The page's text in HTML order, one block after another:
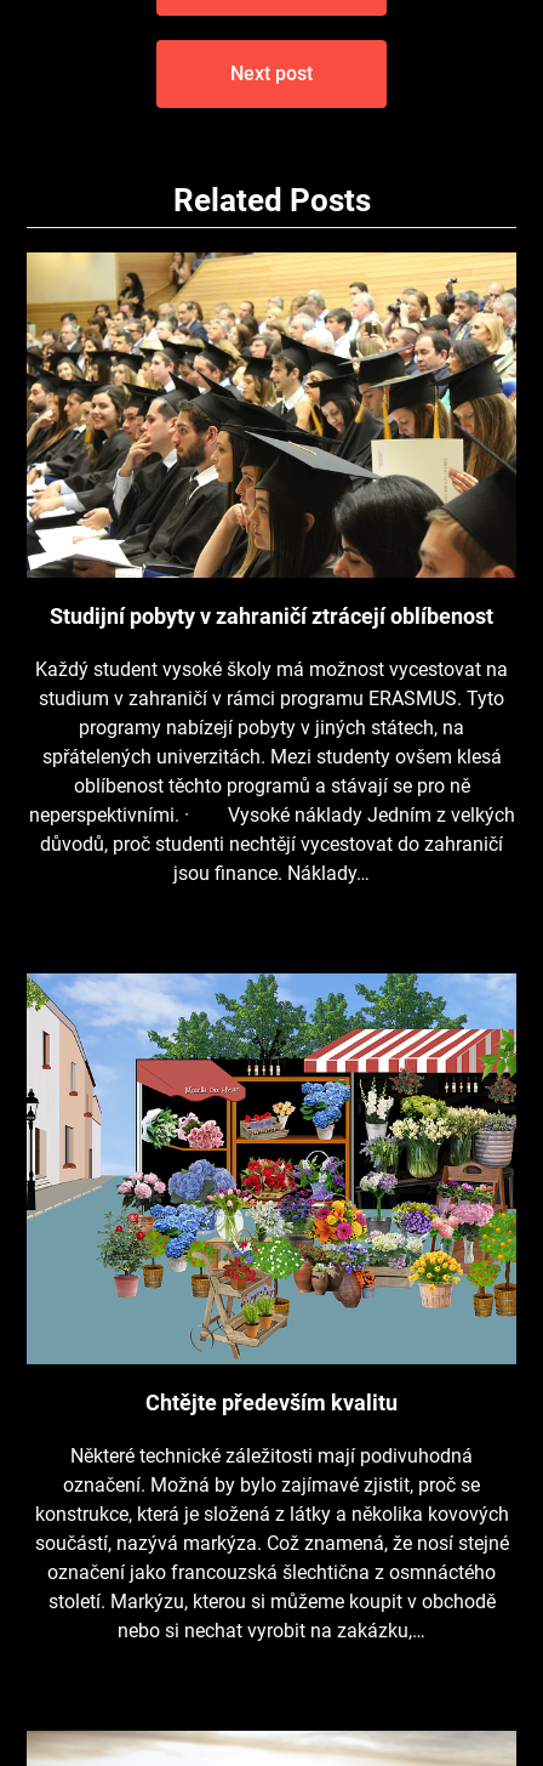
příspěvek
Next post
Related Posts
Studijní pobyty v zahraničí ztrácejí oblíbenost
Každý student vysoké školy má možnost vycestovat na
studium v zahraničí v rámci programu ERASMUS. Tyto
programy nabízejí pobyty v jiných státech, na
spřátelených univerzitách. Mezi studenty ovšem klesá
oblíbenost těchto programů a stávají se pro ně
neperspektivními. · Vysoké náklady Jedním z velkých
důvodů, proč studenti nechtějí vycestovat do zahraničí
jsou finance. Náklady…
Chtějte především kvalitu
Některé technické záležitosti mají podivuhodná
označení. Možná by bylo zajímavé zjistit, proč se
konstrukce, která je složená z látky a několika kovových
součástí, nazývá markýza. Což znamená, že nosí stejné
označení jako francouzská šlechtična z osmnáctého
století. Markýzu, kterou si můžeme koupit v obchodě
nebo si nechat vyrobit na zakázku,…